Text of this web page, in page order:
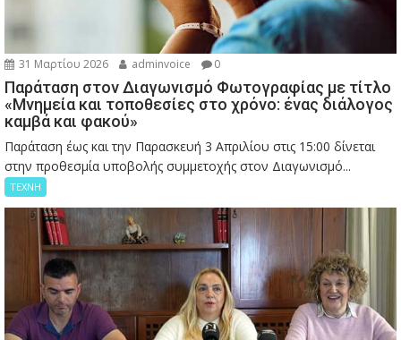
31 Μαρτίου 2026 adminvoice 0
Παράταση στον Διαγωνισμό Φωτογραφίας με τίτλο
«Μνημεία και τοποθεσίες στο χρόνο: ένας διάλογος
καμβά και φακού»
Παράταση έως και την Παρασκευή 3 Απριλίου στις 15:00 δίνεται
στην προθεσμία υποβολής συμμετοχής στον Διαγωνισμό...
ΤΕΧΝΗ